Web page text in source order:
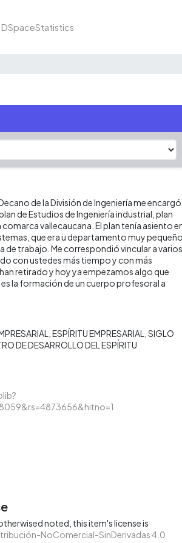
DSpaceStatistics
de la División de Ingeniería me encargó
de Estudios de Ingeniería industrial, plan
vallecaucana. El plan tenía asiento
que era u departamento muy pequeño
de trabajo. Me correspondió vincular a varios
con ustedes más tiempo y con más
retirado y hoy ya empezamos algo que
la formación de un cuerpo profesoral a
ESPÍRITU EMPRESARIAL
SIGLO
DE DESARROLLO DEL ESPÍRITU
noted, this item's license is
NoComercial-SinDerivadas 4.0